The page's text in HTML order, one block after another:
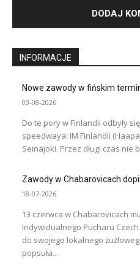
INFORMACJE
Nowe zawody w fińskim
03-08-2026
Do te pory w Finlandii odbyły
speedwaya: IM Finlandii
Seinäjoki. Przez długi czas nie
Zawody w Chabarovicach
18-07-2026
13 czerwca w Chabarovicach
Indywidualnego Pucharu
do swojego lokalnego
popsuła...